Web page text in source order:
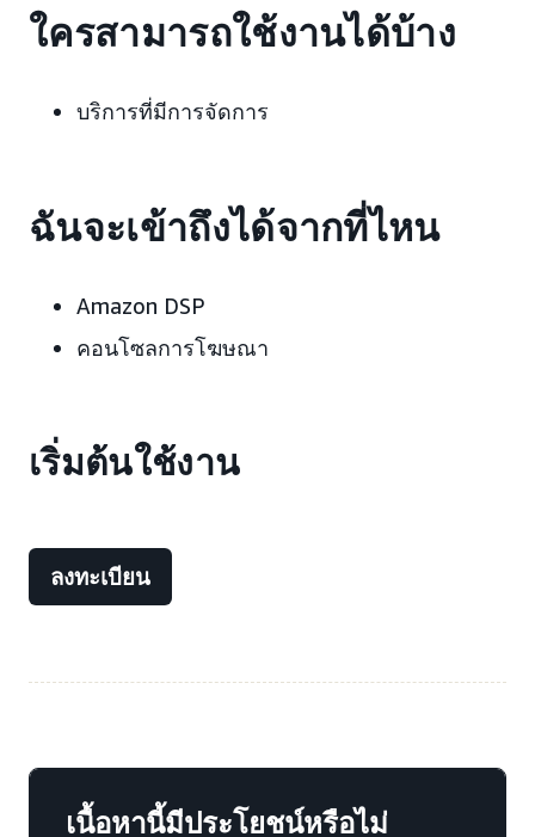
ใครสามารถใช้งานได้บ้าง
บริการที่มีการจัดการ
ฉันจะเข้าถึงได้จากที่ไหน
Amazon DSP
คอนโซลการโฆษณา
เริ่มต้นใช้งาน
ลงทะเบียน
เนื้อหานี้มีประโยชน์หรือไม่